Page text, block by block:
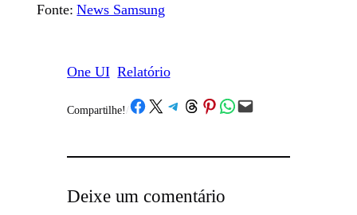
Fonte:News Samsung
One UI Relatório
Compartilhe! /Share on Facebook
Share on X Share on Telegram
Share on Threads
Share on Pinterest
Share on WhatsApp
Email this Page
Deixe um comentário